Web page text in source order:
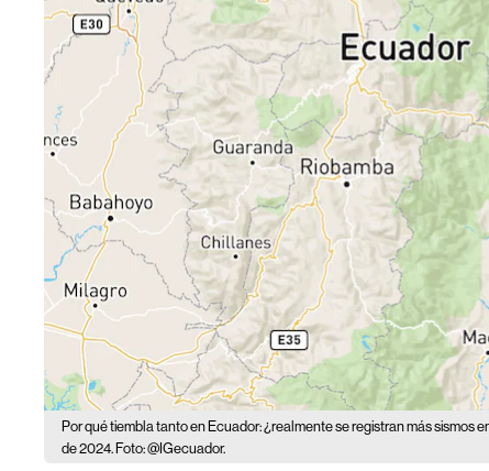
Por qué tiembla tanto en Ecuador: ¿realmente se registran más sismos
de 2024. Foto: @IGecuador.